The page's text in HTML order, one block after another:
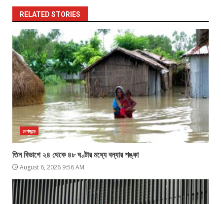
RELATED STORIES
দেশজুড়ে
তিন বিভাগে ২৪ থেকে ৪৮ ঘণ্টার মধ্যে বন্যার শঙ্কা
August 6, 2026 9:56 AM